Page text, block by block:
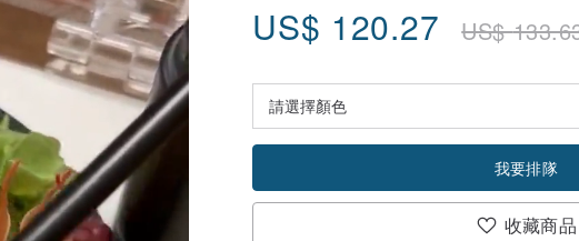
US$ 120.27 US$
我要排隊
收藏商品